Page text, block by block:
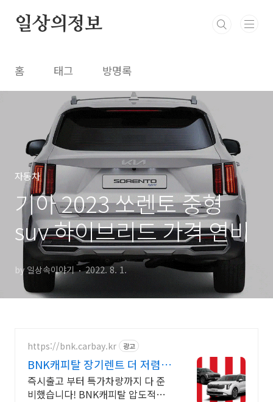
일상의정보
홈 태그 방명록
자동차
기아 2023 쏘렌토 중형
suv 하이브리드 가격 연비
by 일상속이야기 2022. 8. 1.
https://bnk.carbay.kr 광고
BNK캐피탈 장기렌트 더 저렴하
게 계약하고
즉시출고 부터 특가차량까지 다 준
비했습니다! BNK캐피탈 압도적인